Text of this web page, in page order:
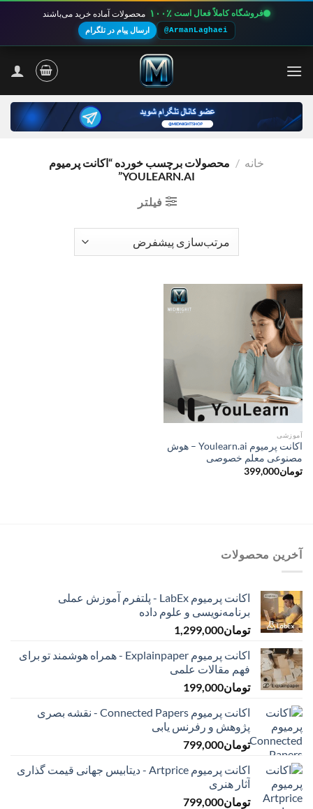
فروشگاه کاملاً فعال است ۱۰۰٪ محصولات آماده خرید می‌باشند
@ArmanLaghaei ارسال پیام در تلگرام
خانه / محصولات برچسب خورده “اکانت پرمیوم
YOULEARN.AI”
فیلتر
آموزشی
اکانت پرمیوم Youlearn.ai – هوش
مصنوعی معلم خصوصی
تومان399,000
آخرین محصولات
اکانت پرمیوم LabEx - پلتفرم آموزش عملی
برنامه‌نویسی و علوم داده
تومان1,299,000
اکانت پرمیوم Explainpaper - همراه هوشمند تو برای
فهم مقالات علمی
تومان199,000
اکانت پرمیوم Connected Papers - نقشه بصری
پژوهش و رفرنس یابی
تومان799,000
اکانت پرمیوم Artprice - دیتابیس جهانی قیمت ‌گذاری
آثار هنری
تومان799,000